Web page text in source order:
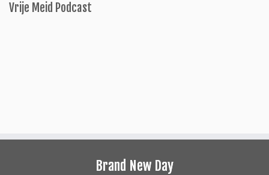
Vrije Meid Podcast
Brand New Day